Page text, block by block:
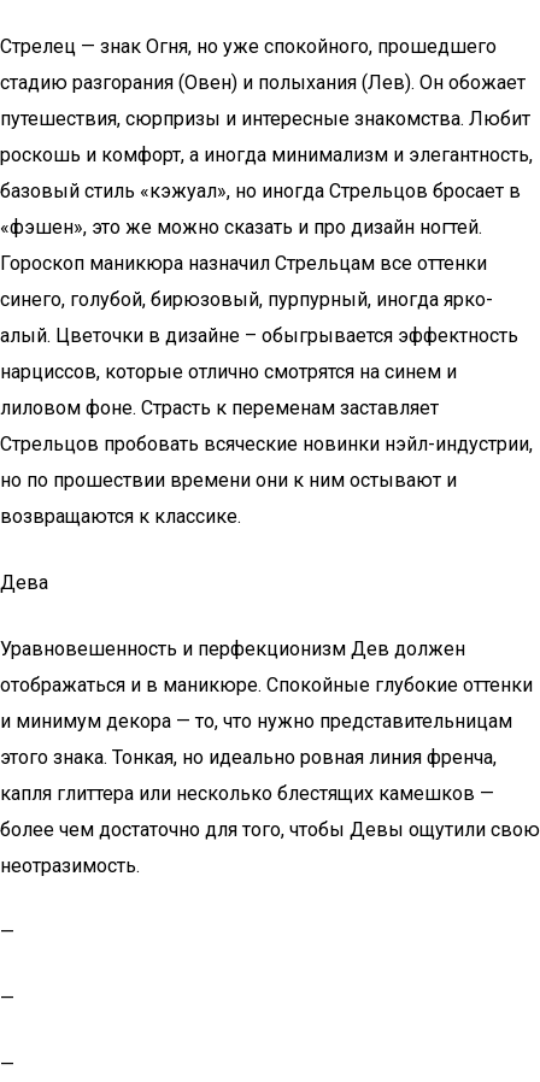
Стрелец — знак Огня, но уже спокойного, прошедшего
стадию разгорания (Овен) и полыхания (Лев). Он обожает
путешествия, сюрпризы и интересные знакомства. Любит
роскошь и комфорт, а иногда минимализм и элегантность,
базовый стиль «кэжуал», но иногда Стрельцов бросает в
«фэшен», это же можно сказать и про дизайн ногтей.
Гороскоп маникюра назначил Стрельцам все оттенки
синего, голубой, бирюзовый, пурпурный, иногда ярко-
алый. Цветочки в дизайне – обыгрывается эффектность
нарциссов, которые отлично смотрятся на синем и
лиловом фоне. Страсть к переменам заставляет
Стрельцов пробовать всяческие новинки нэйл-индустрии,
но по прошествии времени они к ним остывают и
возвращаются к классике.
Дева
Уравновешенность и перфекционизм Дев должен
отображаться и в маникюре. Спокойные глубокие оттенки
и минимум декора — то, что нужно представительницам
этого знака. Тонкая, но идеально ровная линия френча,
капля глиттера или несколько блестящих камешков —
более чем достаточно для того, чтобы Девы ощутили свою
неотразимость.
—
—
—